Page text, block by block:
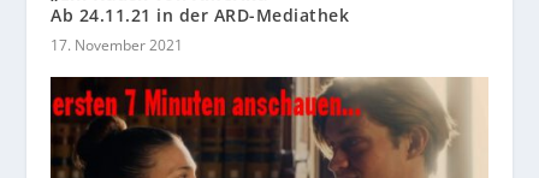
Ab 24.11.21 in der ARD-Mediathek
17. November 2021